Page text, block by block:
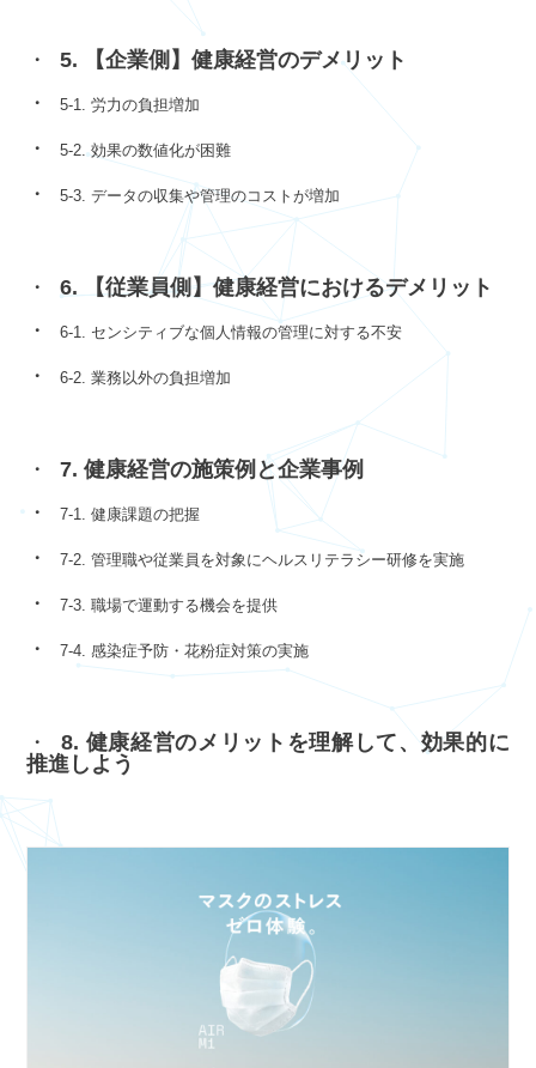
5. 【企業側】健康経営のデメリット
5-1. 労力の負担増加
5-2. 効果の数値化が困難
5-3. データの収集や管理のコストが増加
6. 【従業員側】健康経営におけるデメリット
6-1. センシティブな個人情報の管理に対する不安
6-2. 業務以外の負担増加
7. 健康経営の施策例と企業事例
7-1. 健康課題の把握
7-2. 管理職や従業員を対象にヘルスリテラシー研修を実施
7-3. 職場で運動する機会を提供
7-4. 感染症予防・花粉症対策の実施
8. 健康経営のメリットを理解して、効果的に
推進しよう